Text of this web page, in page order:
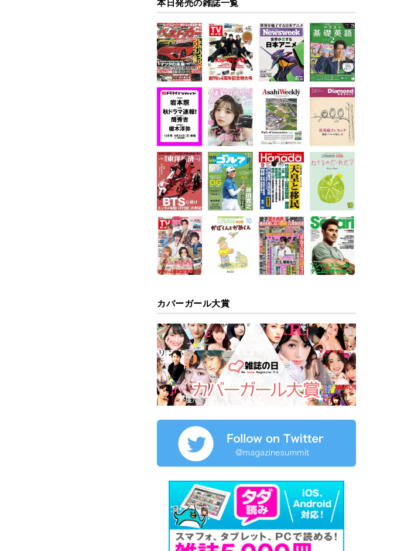
本日発売の雑誌一覧
カバーガール大賞